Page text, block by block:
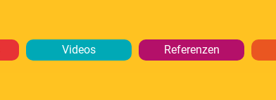
Videos Referenzen